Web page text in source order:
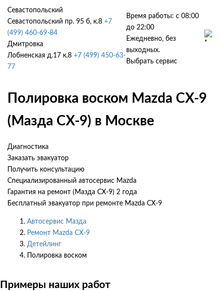
Севастопольский
Севастопольский пр. 95 б, к.8 +7
(499) 460-69-84
Дмитровка
Лобненская д.17 к.8 +7 (499) 450-63-
77
Время работы: с 08:00
до 22:00
Ежедневно, без
выходных.
Выбрать сервис
Полировка воском Mazda CX-9
(Мазда СХ-9) в Москве
Диагностика
Заказать эвакуатор
Получить консультацию
Специализированный автосервис Mazda
Гарантия на ремонт (Мазда СХ-9) 2 года
Бесплатный эвакуатор при ремонте Mazda CX-9
Автосервис Мазда
Ремонт Mazda CX-9
Детейлинг
Полировка воском
Примеры наших работ